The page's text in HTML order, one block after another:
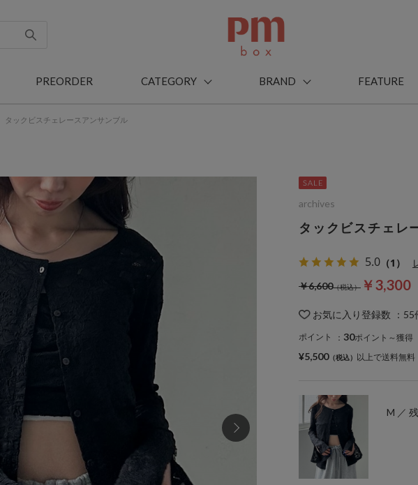
PREORDER CATEGORY BRAND FEATURE
タックビスチェレースアンサンブル
タックビスチェレ
5.0 （1）
￥3,300
￥6,600
お気に入り登録数 ： 55
ポイント ： 30ポイント～獲得
M ／
archives
¥5,500 以上で送料無料